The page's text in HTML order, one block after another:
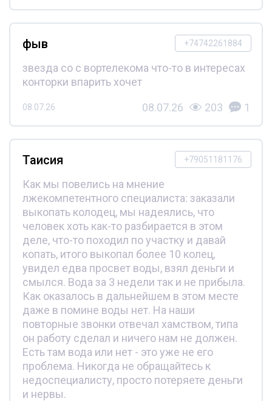
+74742261884
фыв
звезда со с вортелекома что-то в интересах
конторки впарить хочет
08.07.26 08.07.26 203 1
+79051181176
Таисия
Как мы повелись на мнение
лжекомпетентного специалиста: заказали
выкопать колодец, мы надеялись, что
человек хоть как-то разбирается в этом
деле, что-то походил по участку и давай
копать, итого выкопал более 10 колец,
увидел едва просвет воды, взял деньги и
смылся. Вода за 3 недели так и не прибыла.
Как оказалось в дальнейшем в этом месте
даже в помине воды нет. На наши
повторные звонки отвечал хамством, типа
он работу сделал и ничего нам не должен.
Есть там вода или нет - это уже не его
проблема. Никогда не обращайтесь к
недоспециалисту, просто потеряете деньги
и нервы.